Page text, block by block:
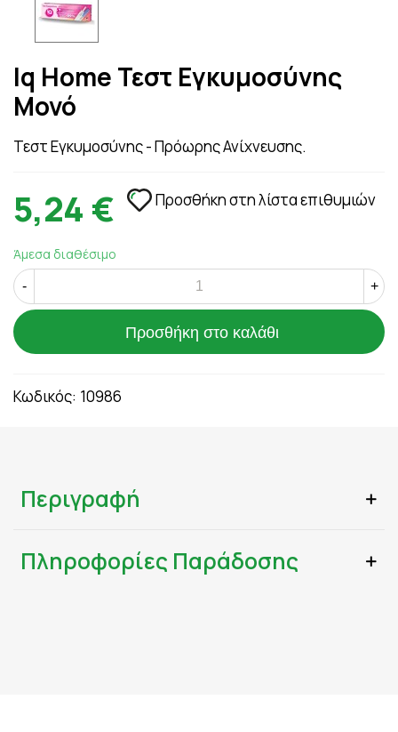
Iq Home Τεστ Εγκυμοσύνης
Μονό
Τεστ Εγκυμοσύνης - Πρόωρης Ανίχνευσης.
5,24 € Προσθήκη στη λίστα επιθυμιών
Άμεσα διαθέσιμο
- +
Προσθήκη στο καλάθι
Κωδικός: 10986
Περιγραφή
Πληροφορίες Παράδοσης